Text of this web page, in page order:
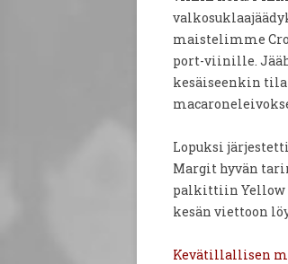
maistelimme
port-viinille.
kesäiseenkin
Lopuksi
Margit hyvän
palkittiin Yellow
kesän viettoon
Kevätillallisen